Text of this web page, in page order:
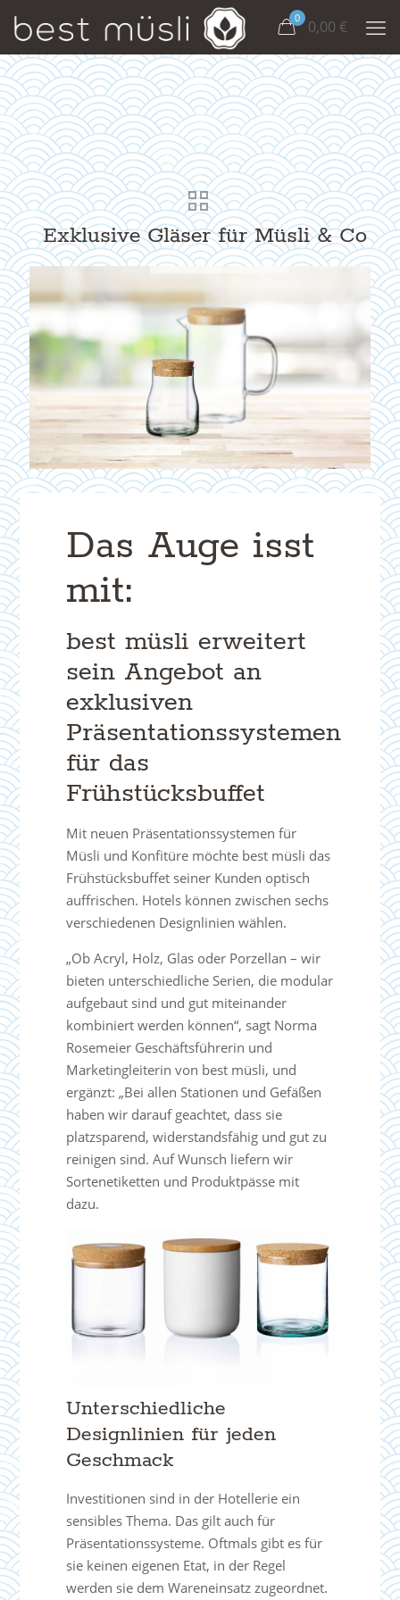
0 0,00 €
Exklusive Gläser für Müsli & Co
Das Auge isst
mit:
best müsli erweitert
sein Angebot an
exklusiven
Präsentationssystemen
für das
Frühstücksbuffet
Mit neuen Präsentationssystemen für
Müsli und Konfitüre möchte best müsli das
Frühstücksbuffet seiner Kunden optisch
auffrischen. Hotels können zwischen sechs
verschiedenen Designlinien wählen.
„Ob Acryl, Holz, Glas oder Porzellan – wir
bieten unterschiedliche Serien, die modular
aufgebaut sind und gut miteinander
kombiniert werden können“, sagt Norma
Rosemeier Geschäftsführerin und
Marketingleiterin von best müsli, und
ergänzt: „Bei allen Stationen und Gefäßen
haben wir darauf geachtet, dass sie
platzsparend, widerstandsfähig und gut zu
reinigen sind. Auf Wunsch liefern wir
Sortenetiketten und Produktpässe mit
dazu.
Unterschiedliche
Designlinien für jeden
Geschmack
Investitionen sind in der Hotellerie ein
sensibles Thema. Das gilt auch für
Präsentationssysteme. Oftmals gibt es für
sie keinen eigenen Etat, in der Regel
werden sie dem Wareneinsatz zugeordnet.